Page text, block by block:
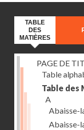
TABLE
DES
MATIÈRES
PAGE DE
Table
Table des
A
Abaisse-
Abaisse-